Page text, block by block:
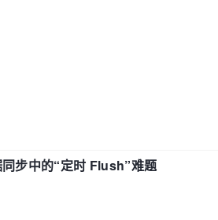
步中的“定时 Flush”难题